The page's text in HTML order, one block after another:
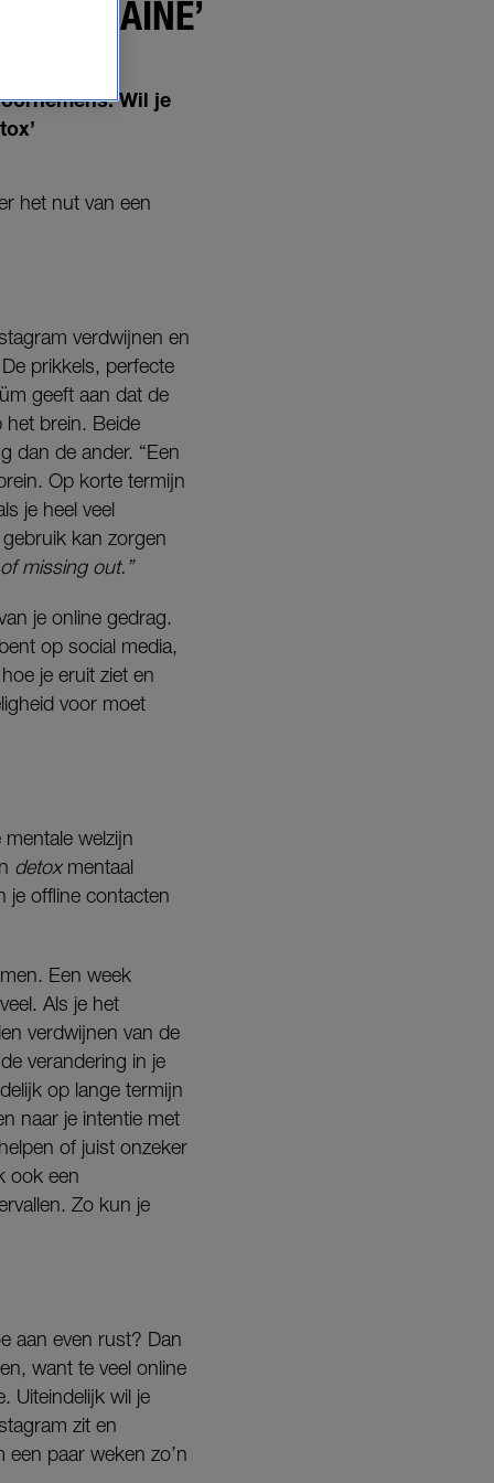
COCAÏNE’
Wil je
het nut van een
verdwijnen en
De prikkels, perfecte
geeft aan dat de
het brein. Beide
dan de ander. “Een
Op korte termijn
je heel veel
kan zorgen
missing out.”
je online gedrag.
op social media,
je eruit ziet en
voor moet
welzijn
detoxmentaal
je offline contacten
Een week
Als je het
verdwijnen van de
verandering in je
op lange termijn
naar je intentie met
of juist onzeker
ook een
Zo kun je
aan even rust? Dan
want te veel online
Uiteindelijk wil je
zit en
paar weken zo’n